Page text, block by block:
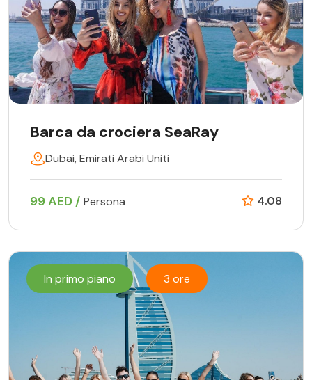
Barca da crociera SeaRay
Dubai, Emirati Arabi Uniti
99 AED / Persona 4.08
In primo piano 3 ore